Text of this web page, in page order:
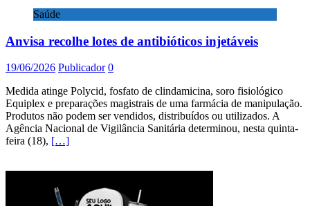
Saúde
Anvisa recolhe lotes de antibióticos injetáveis
19/06/2026 Publicador 0
Medida atinge Polycid, fosfato de clindamicina, soro fisiológico
Equiplex e preparações magistrais de uma farmácia de manipulação.
Produtos não podem ser vendidos, distribuídos ou utilizados. A
Agência Nacional de Vigilância Sanitária determinou, nesta quinta-
feira (18), […]